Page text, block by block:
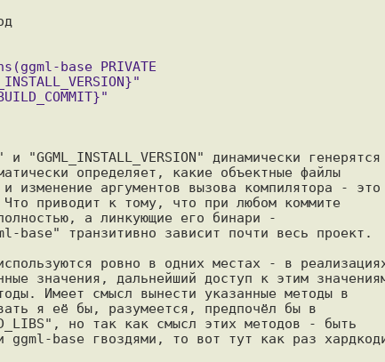
и "GGML_INSTALL_VERSION" динамически
определяет, какие объектные файлы
изменение аргументов вызова компилятора - это
Что приводит к тому, что при любом коммите
а линкующие его бинари -
base" транзитивно зависит почти весь проект.
ровно в одних местах - в
значения, дальнейший доступ к этим
Имеет смысл вынести указанные методы в
я её бы, разумеется, предпочёл бы в
но так как смысл этих методов - быть
ggml-base гвоздями, то вот тут как раз